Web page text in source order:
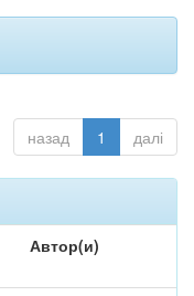
назад 1 далі
Автор(и)